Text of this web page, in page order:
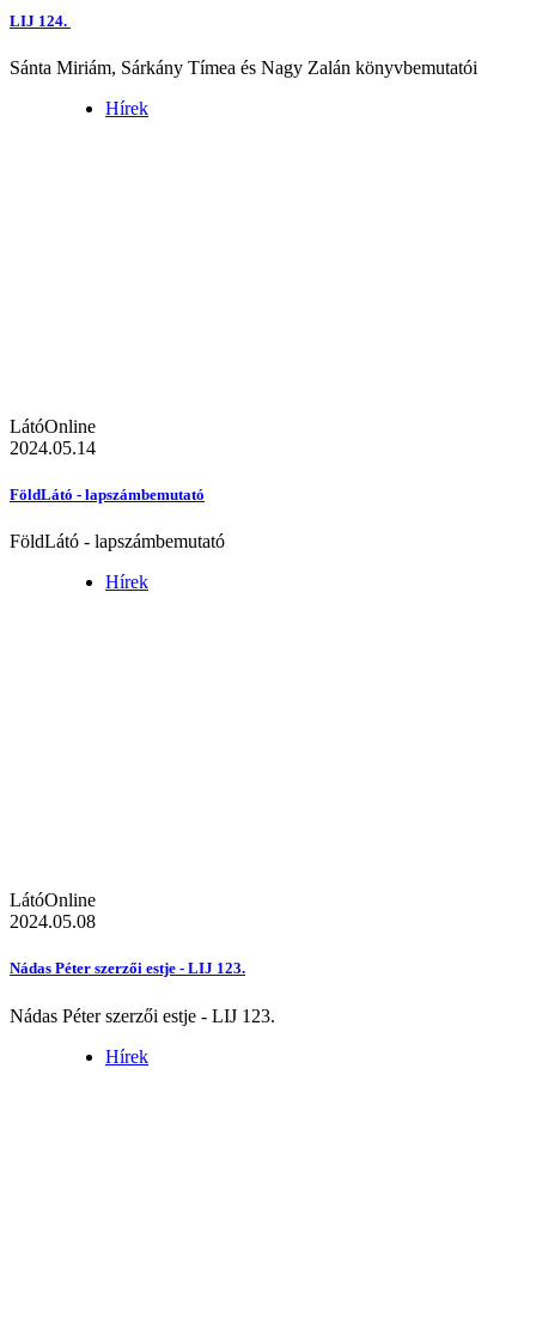
LIJ 124.
Sánta Miriám, Sárkány Tímea és Nagy Zalán könyvbemutatói
Hírek
LátóOnline
2024.05.14
FöldLátó - lapszámbemutató
FöldLátó - lapszámbemutató
Hírek
LátóOnline
2024.05.08
Nádas Péter szerzői estje - LIJ 123.
Nádas Péter szerzői estje - LIJ 123.
Hírek